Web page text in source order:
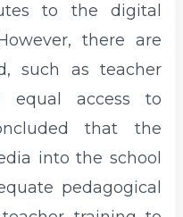
to the digital
there are
such as teacher
equal access to
that the
into the school
pedagogical